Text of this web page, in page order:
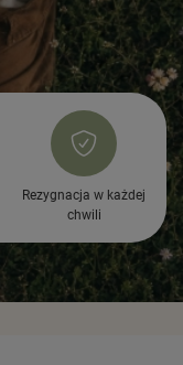
Rezygnacja w każdej
chwili